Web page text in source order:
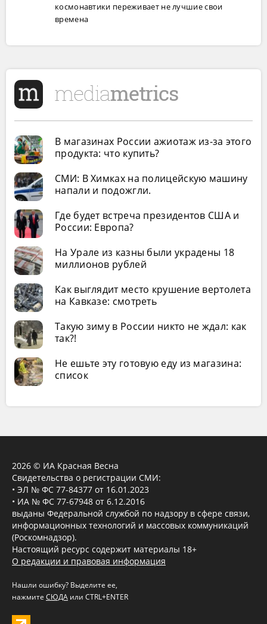
космонавтики переживает не лучшие свои
времена
В магазинах России ажиотаж из-за этого
продукта: что купить?
СМИ: В Химках на полицейскую машину
напали и подожгли.
Где будет встреча президентов США и
России: Европа?
На Урале из казны были украдены 18
миллионов рублей
Как выглядит место крушение вертолета
на Кавказе: смотреть
Такую зиму в России никто не ждал: как
так?!
Не ешьте эту готовую еду из магазина:
список
2026 © ИА Красная Весна
Свидетельства о регистрации СМИ:
• ЭЛ № ФС 77-84377 от 16.01.2023
• ИА № ФС 77-67948 от 6.12.2016
выданы Федеральной службой по надзору в сфере связи,
информационных технологий и массовых коммуникаций
(Роскомнадзор).
Настоящий ресурс содержит материалы 18+
О редакции и правовая информация
Нашли ошибку? Выделите ее,
нажмите СЮДА или CTRL+ENTER